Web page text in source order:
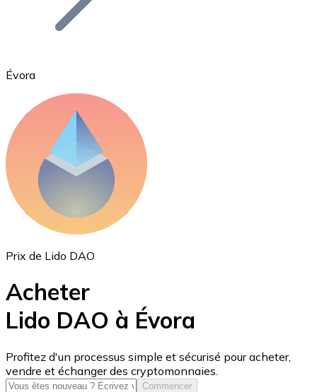
Ethereum
ETH
USD Coin
USDC
Évora
Prix de Lido DAO
Acheter
Lido DAO à Évora
Profitez d'un processus simple et sécurisé pour acheter,
vendre et échanger des cryptomonnaies.
Commencer